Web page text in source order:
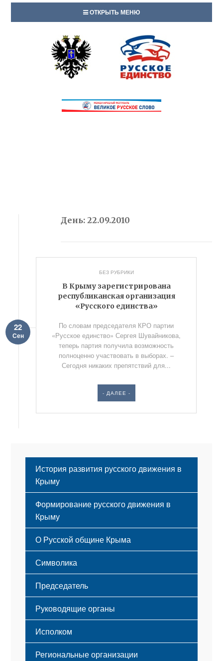
ОТКРЫТЬ МЕНЮ
День:22.09.2010
БЕЗ РУБРИКИ
В Крыму зарегистрирована
республиканская организация
«Русского единства»
22
Сен
По словам председателя КРО партии
«Русское единство» Сергея Шувайникова,
теперь партия получила возможность
полноценно участвовать в выборах. –
Сегодня никаких препятствий для...
- ДАЛЕЕ -
История развития русского движения в
Крыму
Формирование русского движения в
Крыму
Русский Крым
О Русской общине Крыма
Этапы становления
Принципы деятельности
Структура
Мероприятия
Символика
Флаг
Герб
Гимн
Председатель
Руководящие органы
Исполком
Региональные организации